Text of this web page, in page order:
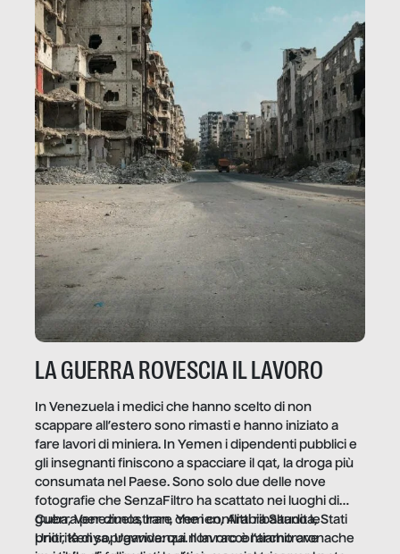
LA GUERRA ROVESCIA IL LAVORO
In Venezuela i medici che hanno scelto di non
scappare all’estero sono rimasti e hanno iniziato a
fare lavori di miniera. In Yemen i dipendenti pubblici e
gli insegnanti finiscono a spacciare il qat, la droga più
consumata nel Paese. Sono solo due delle nove
fotografie che SenzaFiltro ha scattato nei luoghi di
guerra per dimostrare che i conflitti ribaltano le
priorità di sopravvivenza. Il lavoro è l’architrave
Cuba, Venezuela, Iran, Yemen, Arabia Saudita, Stati
Uniti, Kenya, Uganda: qui non raccontiamo cronache